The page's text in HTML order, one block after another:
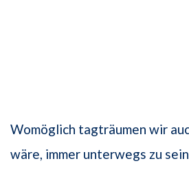
Womöglich tagträumen wir
wäre, immer unterwegs zu